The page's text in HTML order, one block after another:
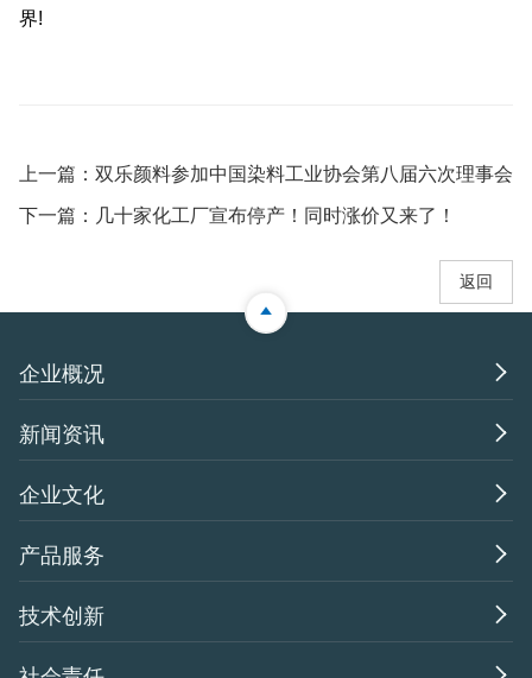
界!
上一篇： 双乐颜料参加中国染料工业协会第八届六次理事会
下一篇： 几十家化工厂宣布停产！同时涨价又来了！
返回
企业概况 
新闻资讯 
企业文化 
产品服务 
技术创新 